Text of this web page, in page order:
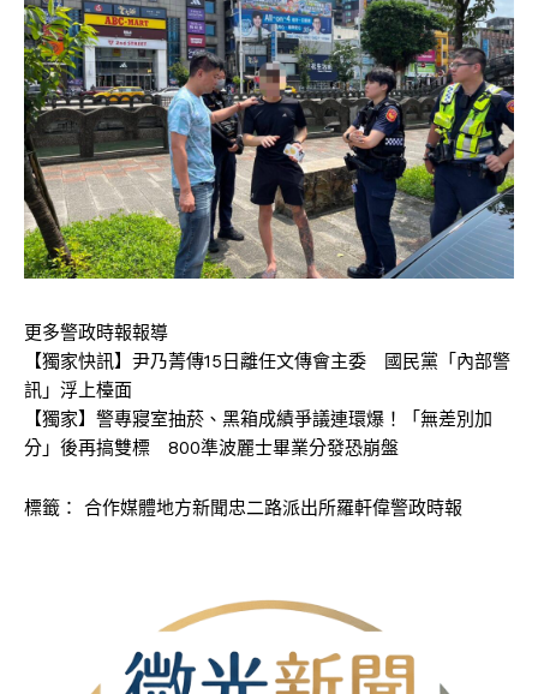
更多警政時報報導
【獨家快訊】尹乃菁傳15日離任文傳會主委 國民黨「內部警
訊」浮上檯面
【獨家】警專寢室抽菸、黑箱成績爭議連環爆！「無差別加
分」後再搞雙標 800準波麗士畢業分發恐崩盤
標籤： 合作媒體地方新聞忠二路派出所羅軒偉警政時報